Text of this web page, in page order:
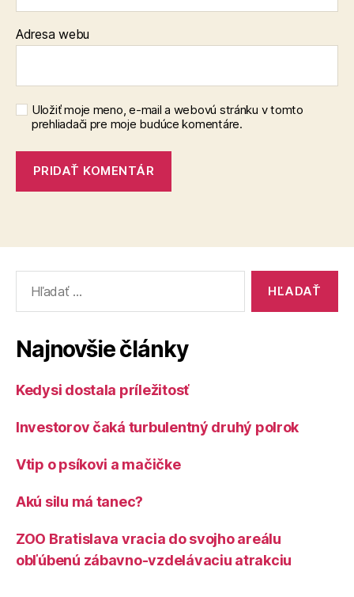
Adresa webu
Uložiť moje meno, e-mail a webovú stránku v tomto
prehliadači pre moje budúce komentáre.
Najnovšie články
Kedysi dostala príležitosť
Investorov čaká turbulentný druhý polrok
Vtip o psíkovi a mačičke
Akú silu má tanec?
ZOO Bratislava vracia do svojho areálu
obľúbenú zábavno-vzdelávaciu atrakciu